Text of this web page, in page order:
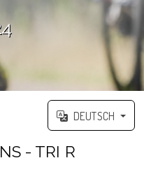
DEUTSCH
- TRI R